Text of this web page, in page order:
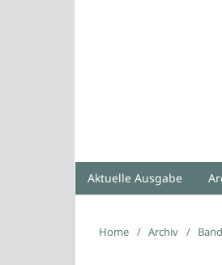
Aktuelle Ausgabe
Home / Archiv /